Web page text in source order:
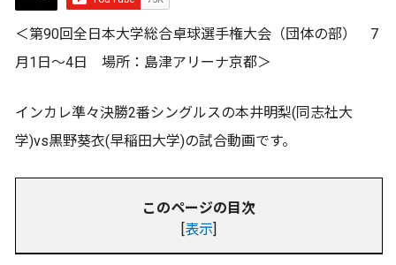
＜第90回全日本大学総合卓球選手権大会（団体の部） 7
月1日～4日 場所：島津アリーナ京都＞
インカレ準々決勝2番シングルスの本井明梨(同志社大
学)vs黒野葵衣(早稲田大学)の試合動画です。
このページの目次
[表示]